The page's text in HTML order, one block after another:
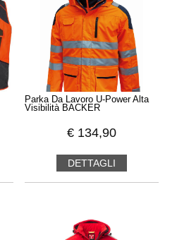
Parka Da Lavoro U-Power Alta
Visibilità BACKER
€ 134,90
DETTAGLI